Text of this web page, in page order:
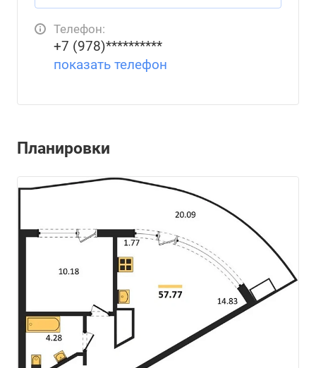
Телефон:
+7 (978)**********
показать телефон
Планировки